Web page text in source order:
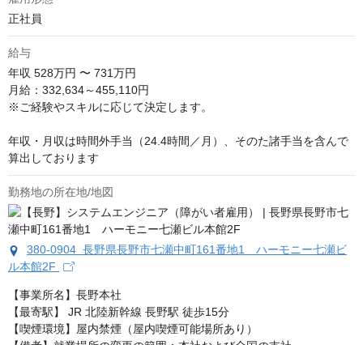
正社員
給与
年収 528万円 〜 731万円
月給：332,634～455,110円
※ご経験やスキルに応じて決定します。
年収・月収は時間外手当（24.4時間／月）、そのた諸手当を含んで
算出しております
勤務地の所在地/地図
380-0904 長野県長野市七瀬中町161番地1 ハーモニー七瀬ビ
ル本館2F
【事業所名】長野本社
【最寄駅】 JR 北陸新幹線 長野駅 徒歩15分
【喫煙環境】屋内禁煙（屋内喫煙可能場所あり）